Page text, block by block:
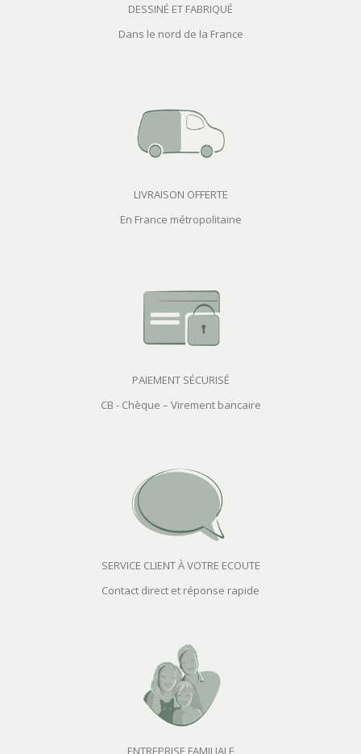
DESSINÉ ET FABRIQUÉ
Dans le nord de la France
LIVRAISON OFFERTE
En France métropolitaine
PAIEMENT SÉCURISÉ
CB - Chèque – Virement bancaire
SERVICE CLIENT À VOTRE ECOUTE
Contact direct et réponse rapide
ENTREPRISE FAMILIALE